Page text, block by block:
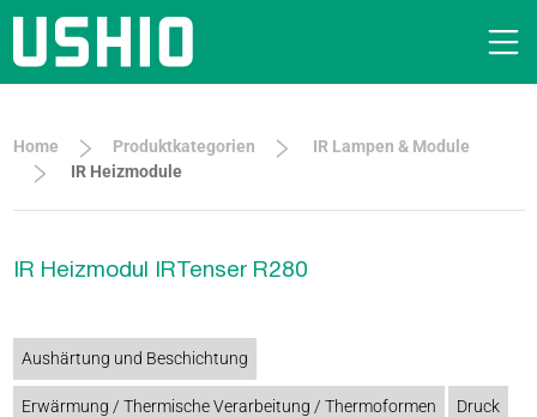
Home Produktkategorien
IR Lampen & Module
IR Heizmodule
IR Heizmodul IRTenser R280
Aushärtung und Beschichtung
Erwärmung / Thermische Verarbeitung / Thermoformen Druck